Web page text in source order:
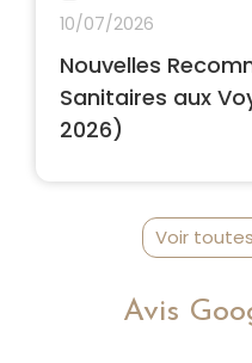
10/07/2026
Nouvelles
Sanitaires aux
2026)
Voir
Avis